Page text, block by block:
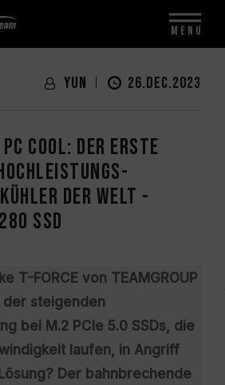
Yun 26.DEC.2023
Cool: Der erste
der Welt -
SSD
T-FORCE von TEAMGROUP
der steigenden
bei M.2 PCIe 5.0 SSDs, die
laufen, in Angriff
Der bahnbrechende
MENU